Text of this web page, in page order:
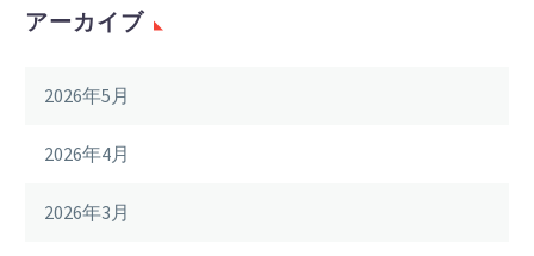
アーカイブ
2026年5月
2026年4月
2026年3月